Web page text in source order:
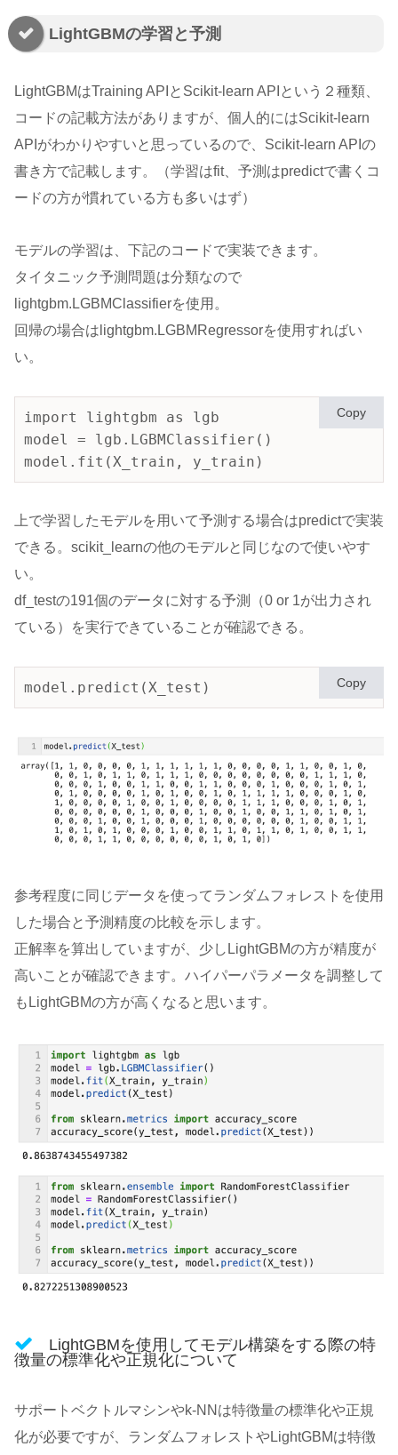
LightGBMの学習と予測
LightGBMはTraining APIとScikit-learn APIという２種類、
コードの記載方法がありますが、個人的にはScikit-learn
APIがわかりやすいと思っているので、Scikit-learn APIの
書き方で記載します。（学習はfit、予測はpredictで書くコ
ードの方が慣れている方も多いはず）
モデルの学習は、下記のコードで実装できます。
タイタニック予測問題は分類なので
lightgbm.LGBMClassifierを使用。
回帰の場合はlightgbm.LGBMRegressorを使用すればい
い。
import lightgbm as lgb
model = lgb.LGBMClassifier()
Copy
上で学習したモデルを用いて予測する場合はpredictで実装
できる。scikit_learnの他のモデルと同じなので使いやす
い。
df_testの191個のデータに対する予測（0 or 1が出力され
ている）を実行できていることが確認できる。
model.predict(X_test) Copy
参考程度に同じデータを使ってランダムフォレストを使用
した場合と予測精度の比較を示します。
正解率を算出していますが、少しLightGBMの方が精度が
高いことが確認できます。ハイパーパラメータを調整して
もLightGBMの方が高くなると思います。
LightGBMを使用してモデル構築をする際の特
徴量の標準化や正規化について
サポートベクトルマシンやk-NNは特徴量の標準化や正規
化が必要ですが、ランダムフォレストやLightGBMは特徴